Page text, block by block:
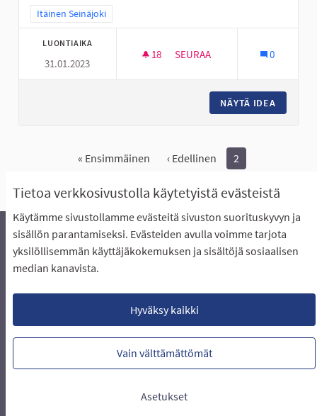
Tietoa verkkosivustolla käytetyistä evästeistä
Käytämme sivustollamme evästeitä sivuston suorituskyvyn ja
sisällön parantamiseksi. Evästeiden avulla voimme tarjota
yksilöllisemmän käyttäjäkokemuksen ja sisältöjä sosiaalisen
median kanavista.
Hyväksy kaikki
Vain välttämättömät
Asetukset
Rajaa tulokset teeman mukaan: Itäinen Seinäjoki
Itäinen Seinäjoki
LUONTIAIKA
31.01.2023
18 18 SEURAAJAA
SEURAA 0
NÄYTÄ IDEA
« Ensimmäinen ‹ Edellinen 2
Näytä kaikki peruutetut ideat
Äänestyksen pikaohjeet
Usein kysytyt kysymykset
Näin äänestät Asukasbudjetissa
Lataa avoimet datatiedostot
Evästeasetukset
Verkkosivusto luotuvapaan ohjelmiston